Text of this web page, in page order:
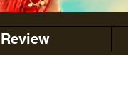
Review